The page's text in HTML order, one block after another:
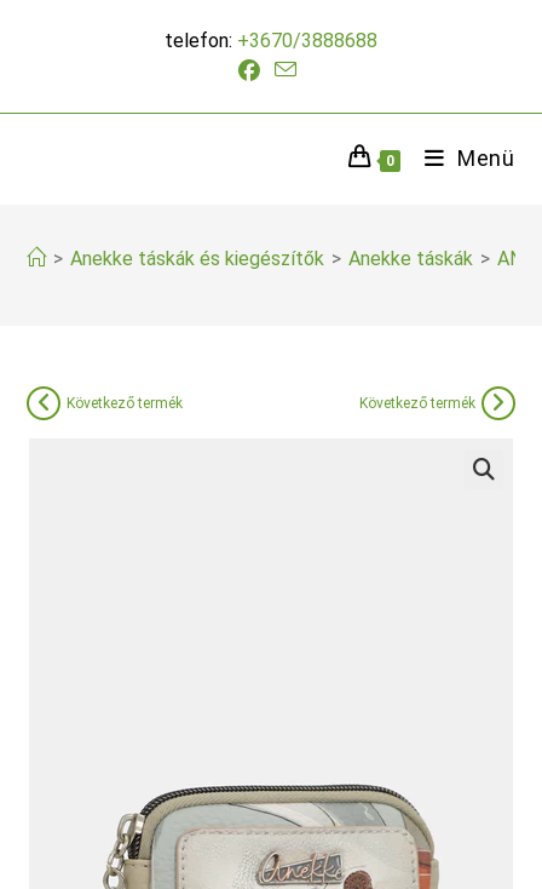
telefon: +3670/3888688
0 Menü
> Anekke táskák és kiegészítők > Anekke táskák >
Következő termék Következő termék